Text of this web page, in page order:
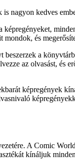
nagyon kedves
és
beszerzek a
az olvasást, és
képregények
A Comic
kínáljuk